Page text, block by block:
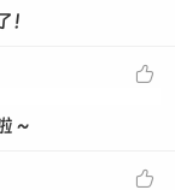

～
